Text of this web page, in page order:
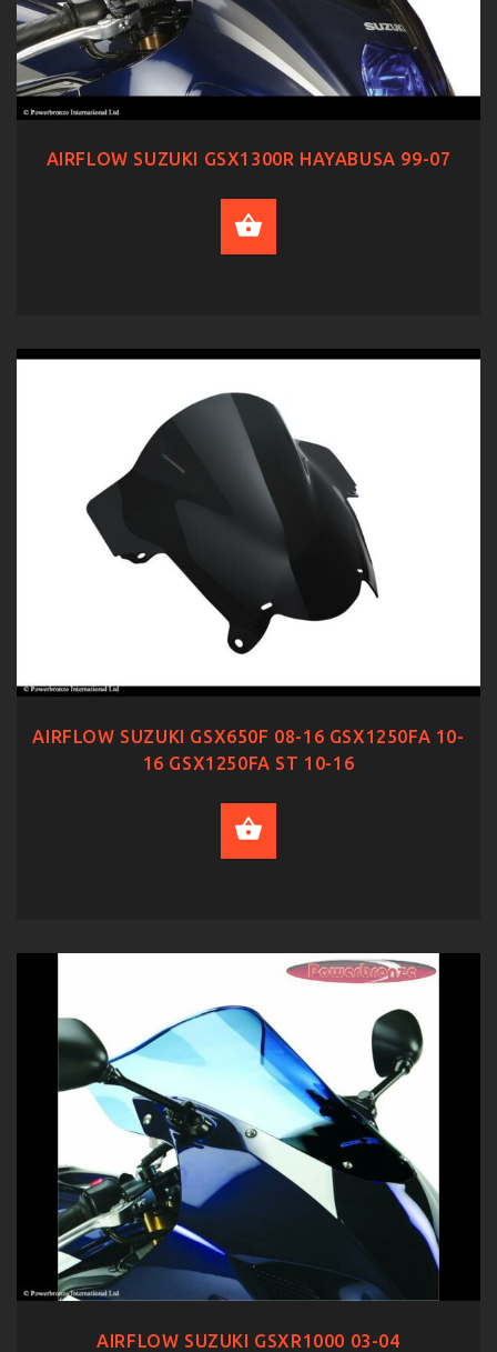
AIRFLOW SUZUKI GSX1300R HAYABUSA 99-07
AIRFLOW SUZUKI GSX650F 08-16 GSX1250FA 10-
16 GSX1250FA ST 10-16
AIRFLOW SUZUKI GSXR1000 03-04